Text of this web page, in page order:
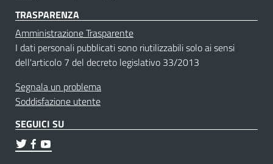
TRASPARENZA
Amministrazione Trasparente
I dati personali pubblicati sono riutilizzabili solo ai sensi
dell'articolo 7 del decreto legislativo 33/2013
Segnala un problema
Soddisfazione utente
SEGUICI SU